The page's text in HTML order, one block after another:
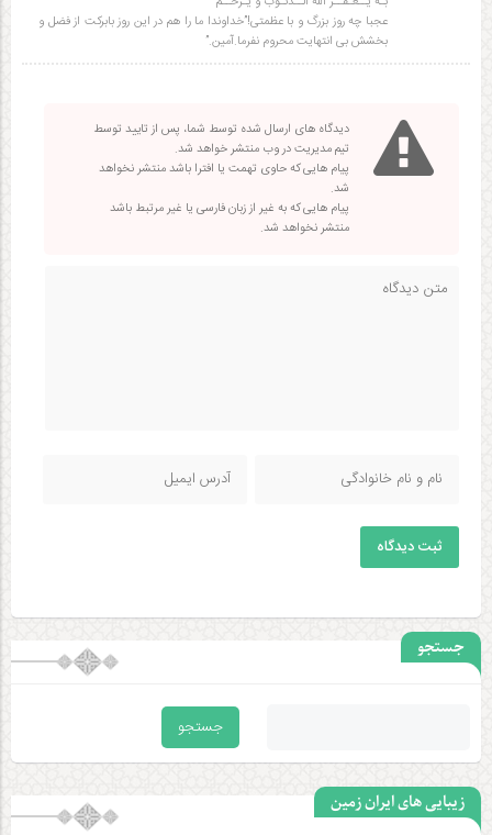
عجبا چه روز بزرگ و با عظمتی!”خداوندا ما را هم در این روز بابرکت از فضل و
بخشش بی انتهایت محروم نفرما.آمین.”
دیدگاه های ارسال شده توسط شما، پس از تایید توسط
تیم مدیریت در وب منتشر خواهد شد.
پیام هایی که حاوی تهمت یا افترا باشد منتشر نخواهد
شد.
پیام هایی که به غیر از زبان فارسی یا غیر مرتبط باشد
منتشر نخواهد شد.
ثبت دیدگاه
جستجو
زیبایی های ایران زمین